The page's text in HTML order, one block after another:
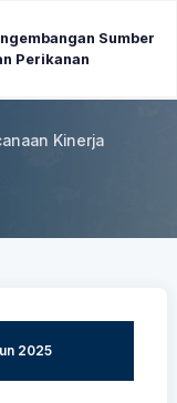
Sumber
Perikanan
Kinerja
2025